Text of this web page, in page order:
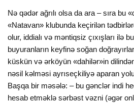
Nə qədər ağrılı olsa da ara – sıra bu
«Natavan» klubunda keçirilən
olur, iddialı və məntiqsiz çıxışları ilə
buyuranların keyfinə soğan
küskün və ərköyün «dahilər»in
nəsil kəlməsi ayrıseçkiliyə aparan
Başqa bir məsələ: – bu gənclər indi
hesab etməklə sərbəst vəzni (əgər